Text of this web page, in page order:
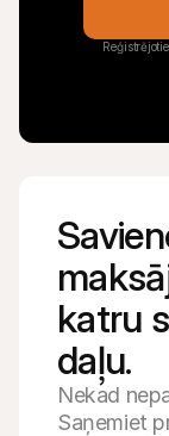
katru
daļu.
Nekad
Saņemiet